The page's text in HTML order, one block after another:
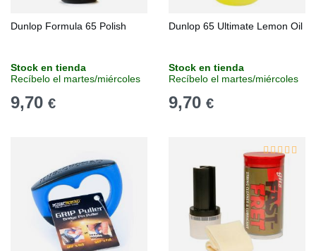
Dunlop Formula 65 Polish
Stock en tienda
Recíbelo el martes/miércoles
9,70 €
Dunlop 65 Ultimate Lemon Oil
Stock en tienda
Recíbelo el martes/miércoles
9,70 €